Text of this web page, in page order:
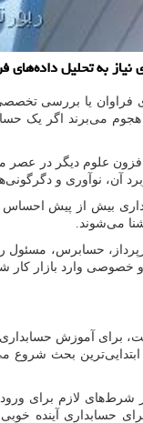
به تحلیل
فراوان یا بررسی
می‌برند اگر یک
علوم دیگر در عصر
نوآوری و
بیش از پیش
می‌شوند.
کارپرداز،
وارد بازار کار
برای آموزش
ابتدایی‌ترین بحث
از شرط‌های لازم
حسابداری